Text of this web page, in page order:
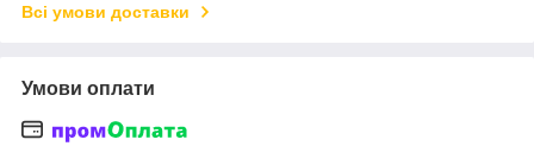
Всі умови доставки
Умови оплати